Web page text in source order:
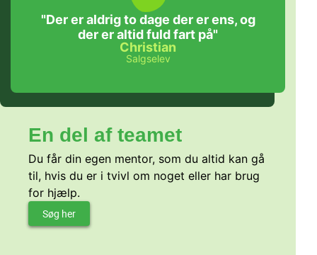
"Der er aldrig to dage der er ens, og
der er altid fuld fart på"
Christian
Salgselev
En del af teamet
Du får din egen mentor, som du altid kan gå
til, hvis du er i tvivl om noget eller har brug
for hjælp.
Søg her